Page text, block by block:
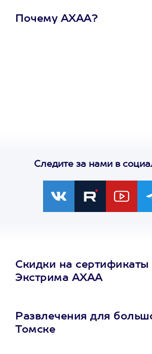
Почему АХАА?
Следите за нами в
Скидки на сертификаты
Экстрима АХАА
Развлечения для
Томске